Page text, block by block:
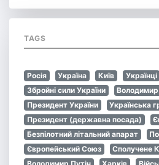
TAGS
Росія Україна Київ
Українці
Збройні сили України
Президент України
Українська
Президент (державна посада)
Безпілотний літальний апарат
Європейський Союз
Сполучене